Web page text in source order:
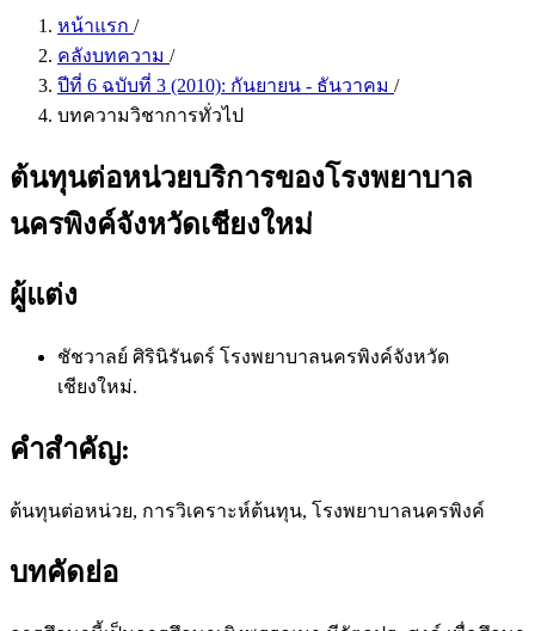
หน้าแรก /
คลังบทความ /
ปีที่ 6 ฉบับที่ 3 (2010): กันยายน - ธันวาคม /
บทความวิชาการทั่วไป
ต้นทุนต่อหน่วยบริการของโรงพยาบาล
นครพิงค์จังหวัดเชียงใหม่
ผู้แต่ง
ชัชวาลย์ ศิรินิรันดร์ โรงพยาบาลนครพิงค์จังหวัด
เชียงใหม่.
คำสำคัญ:
ต้นทุนต่อหน่วย, การวิเคราะห์ต้นทุน, โรงพยาบาลนครพิงค์
บทคัดย่อ